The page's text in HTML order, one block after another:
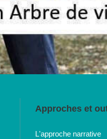
Approches et
L'approche narrative